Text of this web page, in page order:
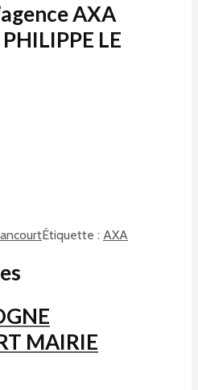
AXA
LE
Étiquette : AXA
MAIRIE